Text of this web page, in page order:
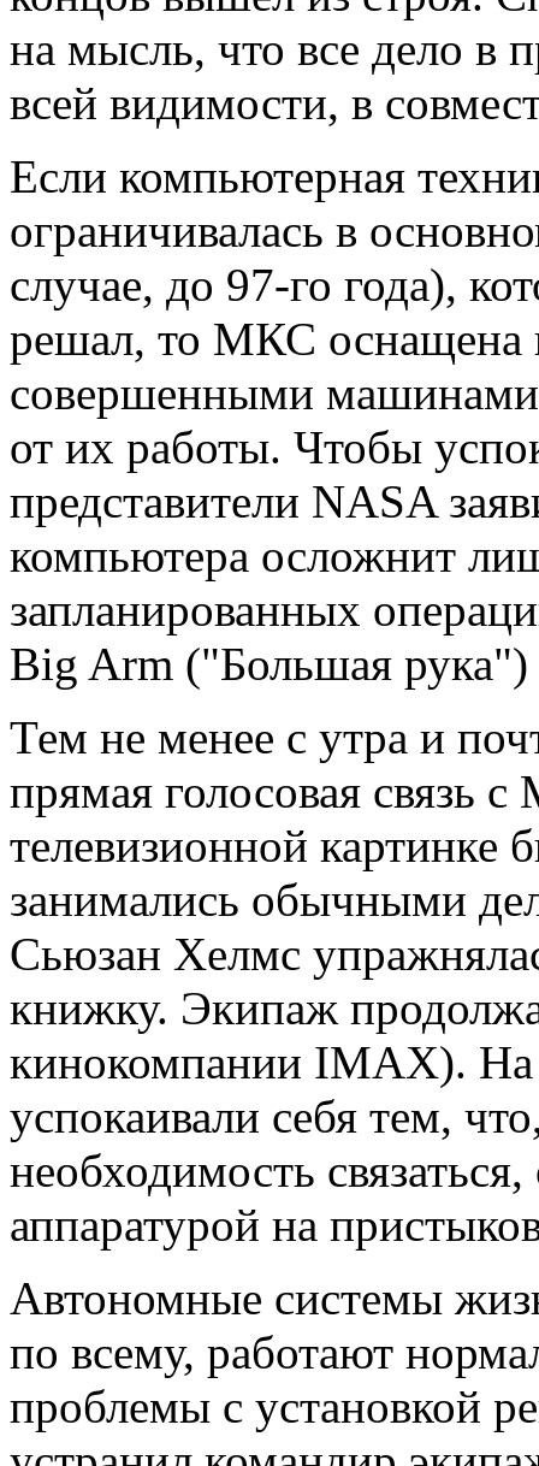
на мысль, что все дело в
всей видимости, в
Если компьютерная
ограничивалась в
случае, до 97-го года),
решал, то МКС оснащена
совершенными машинами
от их работы. Чтобы
представители NASA
компьютера осложнит
запланированных
Big Arm ("Большая рука")
Тем не менее с утра и
прямая голосовая связь
телевизионной картинке
занимались обычными
Сьюзан Хелмс
книжку. Экипаж
кинокомпании IMAX). На
успокаивали себя тем,
необходимость
аппаратурой на
Автономные системы
по всему, работают
проблемы с установкой